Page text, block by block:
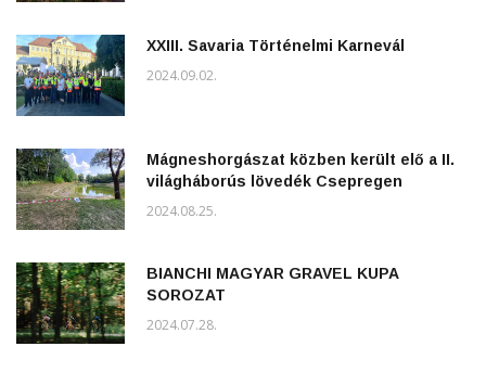
XXIII. Savaria Történelmi Karnevál
2024.09.02.
Mágneshorgászat közben került elő a II.
világháborús lövedék Csepregen
2024.08.25.
BIANCHI MAGYAR GRAVEL KUPA
SOROZAT
2024.07.28.